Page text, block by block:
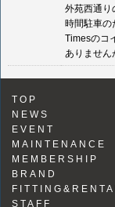
外苑西通り
時間駐車の
Timesのコ
ありません
TOP
NEWS
EVENT
MAINTENANCE
MEMBERSHIP
BRAND
STAFF